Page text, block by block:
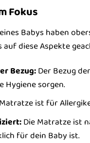
Fokus
Babys haben
auf diese Aspekte
Bezug:Der Bezug
Hygiene sorgen.
ist für
Die Matratze ist
für dein Baby ist.